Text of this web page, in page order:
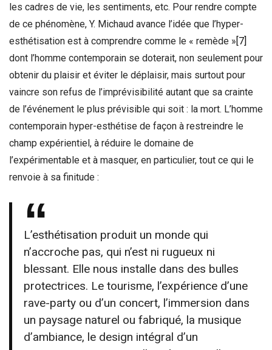
les cadres de vie, les sentiments, etc. Pour rendre compte
de ce phénomène, Y. Michaud avance l’idée que l’hyper-
esthétisation est à comprendre comme le « remède »[7]
dont l’homme contemporain se doterait, non seulement pour
obtenir du plaisir et éviter le déplaisir, mais surtout pour
vaincre son refus de l’imprévisibilité autant que sa crainte
de l’événement le plus prévisible qui soit : la mort. L’homme
contemporain hyper-esthétise de façon à restreindre le
champ expérientiel, à réduire le domaine de
l’expérimentable et à masquer, en particulier, tout ce qui le
renvoie à sa finitude :
L’esthétisation produit un monde qui
n’accroche pas, qui n’est ni rugueux ni
blessant. Elle nous installe dans des bulles
protectrices. Le tourisme, l’expérience d’une
rave-party ou d’un concert, l’immersion dans
un paysage naturel ou fabriqué, la musique
d’ambiance, le design intégral d’un